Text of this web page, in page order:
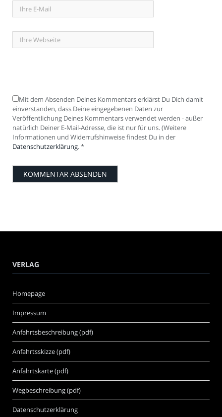
Mit dem Absenden Deines Kommentars erklärst Du Dich damit
einverstanden, dass Deine eingegebenen Daten zur
Veröffentlichung Deines Kommentars verwendet werden - außer
natürlich Deiner E-Mail-Adresse, die ist nur für uns. (Weitere
Informationen und Widerrufshinweise findest Du in der
Datenschutzerklärung.*
VERLAG
Homepage
Impressum
Anfahrtsbeschreibung (pdf)
Anfahrtsskizze (pdf)
Anfahrtskarte (pdf)
Wegbeschreibung (pdf)
Datenschutzerklärung